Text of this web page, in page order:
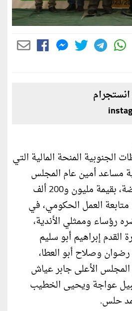
انستجرام
الجنوبية المنحة المالية التي
مساعد أمين عام المجلس
الأعلى للشباب والرياضة، بقيمة مليون و200 ألف
العمل الحكومي، في
رؤساء وممثلي الأندية،
إبراهيم أبو سليم
وصلاح أبو العطا،
المجلس الأعلى جابر عياش
عواجة ويحيى الخطيب
حلس.